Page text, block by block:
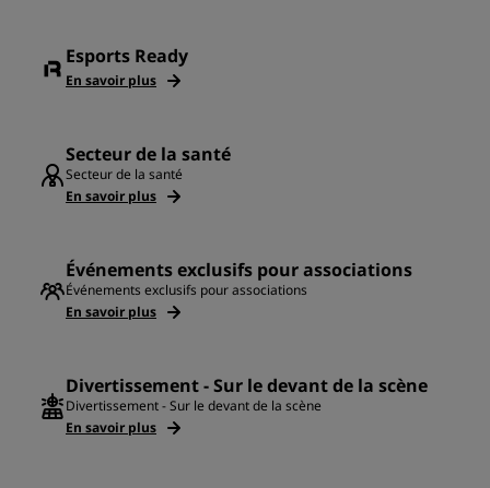
Esports Ready
En savoir plus
Secteur de la santé
Secteur de la santé
En savoir plus
Événements exclusifs pour associations
Événements exclusifs pour associations
En savoir plus
Divertissement - Sur le devant de la scène
Divertissement - Sur le devant de la scène
En savoir plus